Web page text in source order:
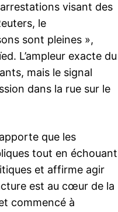
visant des
le
sont pleines »,
L’ampleur exacte du
mais le signal
dans la rue sur le
que les
tout en échouant
et affirme agir
est au cœur de la
commencé à